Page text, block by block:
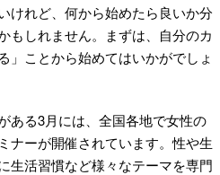
けれど、何から始めたら良いか分
もしれません。まずは、自分のカ
」ことから始めてはいかがでしょ
ある3月には、全国各地で女性の
ナーが開催されています。性や生
生活習慣など様々なテーマを専門